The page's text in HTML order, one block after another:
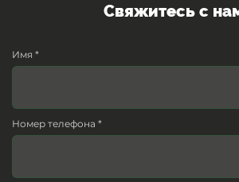
Свяжитесь с
Имя *
Номер телефона *